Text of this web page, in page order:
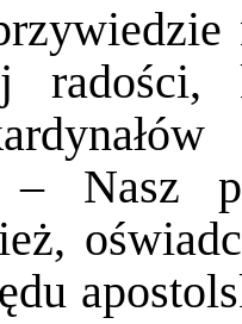
radości,
– Nasz